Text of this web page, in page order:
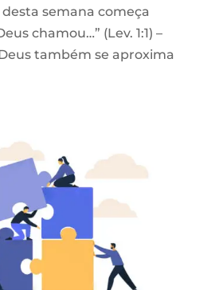
desta semana começa
chamou…” (Lev. 1:1) –
também se aproxima